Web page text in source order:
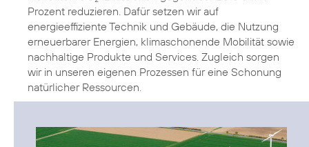
Prozent reduzieren. Dafür setzen wir auf
energieeffiziente Technik und Gebäude, die Nutzung
erneuerbarer Energien, klimaschonende Mobilität sowie
nachhaltige Produkte und Services. Zugleich sorgen
wir in unseren eigenen Prozessen für eine Schonung
natürlicher Ressourcen